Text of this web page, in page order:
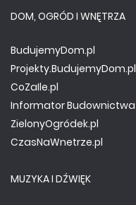
DOM, OGRÓD I WNĘTRZA
BudujemyDom.pl
Projekty.BudujemyDom.pl
CoZaIle.pl
Informator Budownictwa
ZielonyOgródek.pl
CzasNaWnetrze.pl
MUZYKA I DŹWIĘK